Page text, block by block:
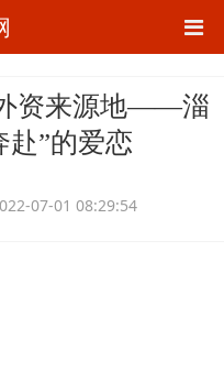
资来源地——淄
赴”的爱恋
07-01 08:29:54